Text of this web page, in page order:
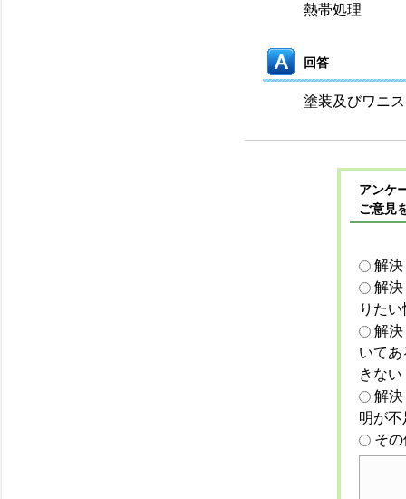
熱帯処理
回答
塗装及びワニ
アンケ
ご意見
解
解
りた
解
いて
きない
解
明が
そ